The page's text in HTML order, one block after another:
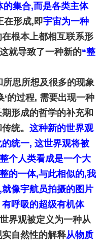
集合,而是各类主体
在形成,即宇宙为一种
根本上都相互联系形
就导致了一种新的“整
思所想及很多的现象
‘的过程, 需要出现一种
形成的哲学的补充和
传统。 这种新的世界观
统一, 这世界观将被
个人类看成是一个大
的一体,与此相似的,我
,就像宇航员拍摄的图片
呼吸的超级有机体
界观被定义为一种从
自然性的解释从物质